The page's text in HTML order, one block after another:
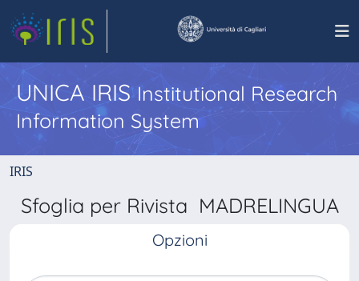
UNICA IRISInstitutional Research
Information System
IRIS
Sfoglia per Rivista MADRELINGUA
Opzioni